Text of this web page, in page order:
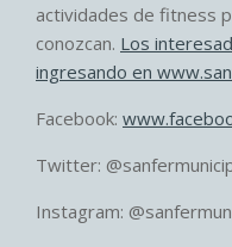
actividades de fitness
conozcan. Los
ingresando en
Facebook:
Twitter:
Instagram: